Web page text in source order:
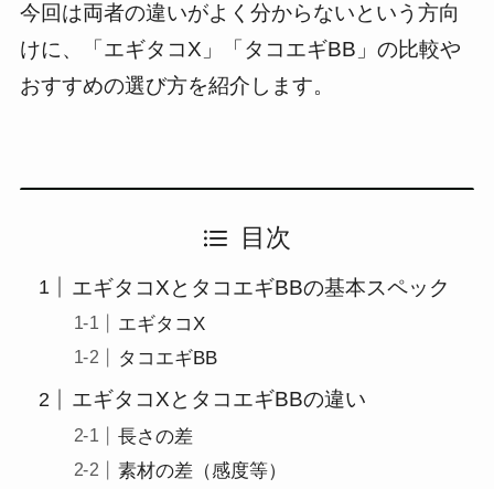
今回は両者の違いがよく分からないという方向
けに、「エギタコX」「タコエギBB」の比較や
おすすめの選び方を紹介します。
目次
エギタコXとタコエギBBの基本スペック
エギタコX
タコエギBB
エギタコXとタコエギBBの違い
長さの差
素材の差（感度等）